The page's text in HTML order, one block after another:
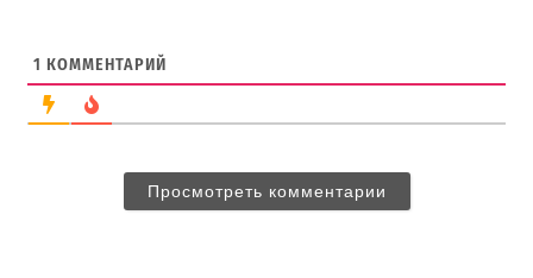
1 КОММЕНТАРИЙ
Просмотреть комментарии